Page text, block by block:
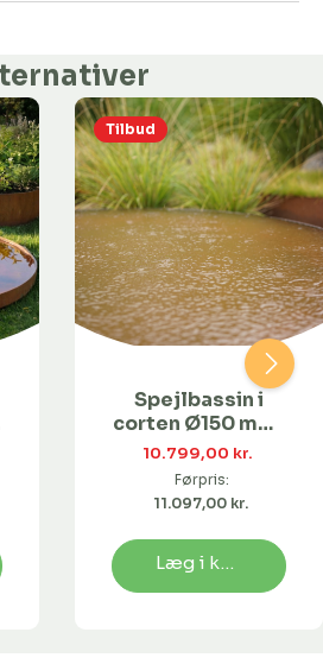
Tilbud
Spejlbassin i
corten Ø150 med
runde højbede |
Flere størrelser
10.799,00 kr.
Førpris:
11.097,00 kr.
Læg i kurv